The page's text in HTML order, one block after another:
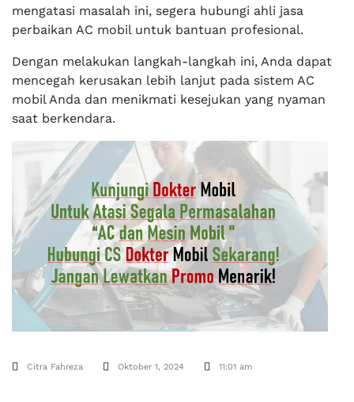
mengatasi masalah ini, segera hubungi ahli jasa
perbaikan AC mobil untuk bantuan profesional.
Dengan melakukan langkah-langkah ini, Anda dapat
mencegah kerusakan lebih lanjut pada sistem AC
mobil Anda dan menikmati kesejukan yang nyaman
saat berkendara.
Citra Fahreza Oktober 1, 2024 11:01 am